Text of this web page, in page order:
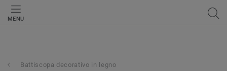
MENU
Battiscopa decorativo in legno